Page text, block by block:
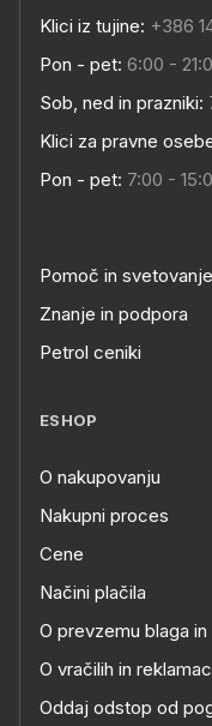
Klici iz tujine: +386
Pon - pet: 6:00 -
Sob, ned in prazniki:
Klici za pravne
Pon - pet: 7:00 -
Pomoč in svetovanje
Znanje in podpora
Petrol ceniki
ESHOP
O nakupovanju
Nakupni proces
Cene
Načini plačila
O prevzemu blaga
O vračilih in
Oddaj odstop od